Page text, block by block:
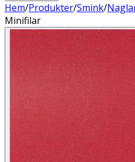
Hem/Produkter/Smink/
Minifilar